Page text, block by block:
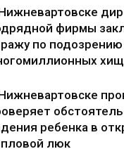
фирмы
по подозрению
ребенка в
люк